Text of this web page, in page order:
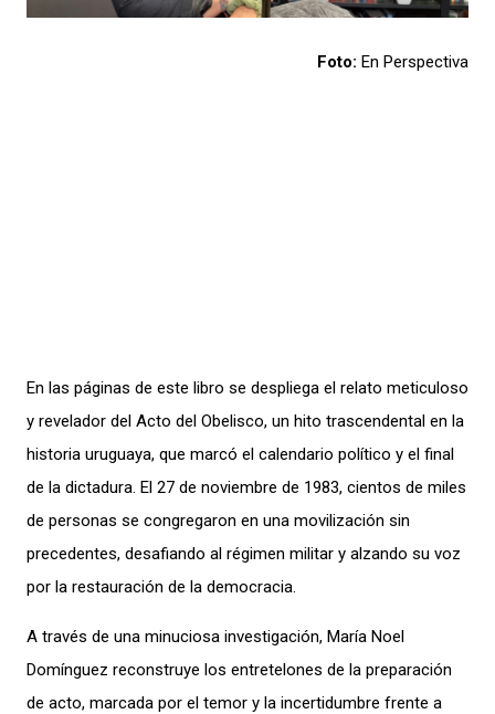
Foto: En Perspectiva
En las páginas de este libro se despliega el relato meticuloso
y revelador del Acto del Obelisco, un hito trascendental en la
historia uruguaya, que marcó el calendario político y el final
de la dictadura. El 27 de noviembre de 1983, cientos de miles
de personas se congregaron en una movilización sin
precedentes, desafiando al régimen militar y alzando su voz
por la restauración de la democracia.
A través de una minuciosa investigación, María Noel
Domínguez reconstruye los entretelones de la preparación
de acto, marcada por el temor y la incertidumbre frente a